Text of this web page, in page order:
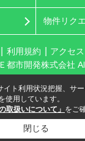
物件リク
利用規約 アクセ
都市開発株式会社
ト利用状況把握、サ
使用しています。
取扱いについて」 をご
閉じる